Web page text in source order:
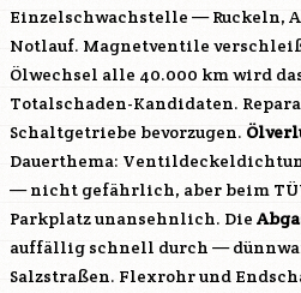
Einzelschwachstelle — Ruckeln,
Notlauf. Magnetventile
Ölwechsel alle 40.000 km wird
Totalschaden-Kandidaten.
Schaltgetriebe bevorzugen.
Dauerthema:
— nicht gefährlich, aber beim
Parkplatz unansehnlich. Die
auffällig schnell durch —
Salzstraßen. Flexrohr und